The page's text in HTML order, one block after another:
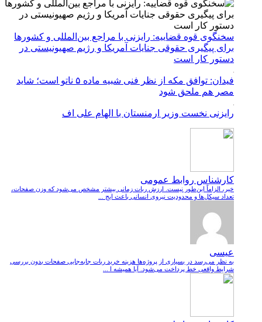
سخنگوی قوه قضاییه: رایزنی‌ با مراجع بین‌المللی و کشور‌ها
برای پیگیری حقوقی جنایات آمریکا و رژیم صهیونیستی در
دستور کار است
فیدان: توافق مکه از نظر فنی شبیه ماده ۵ ناتو است؛ شاید
مصر هم ملحق شود
رایزنی نخست وزیر ارمنستان با الهام علی اف
کارشناس روابط عمومی
خیر، الزاماً این‌طور نیست. ارزش ربات زمانی بیشتر مشخص می‌شود که وزن صفحات،
تعداد سیکل‌ها و محدودیت نیروی انسانی باعث ایج ...
عیسی
به نظر می‌رسد در بسیاری از پروژه‌ها هزینه خرید ربات جابه‌جایی صفحات بدون بررسی
شرایط واقعی خط پرداخت می‌شود. آیا همیشه ا ...